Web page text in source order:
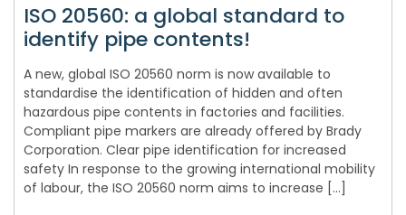
ISO 20560: a global standard to
identify pipe contents!
A new, global ISO 20560 norm is now available to
standardise the identification of hidden and often
hazardous pipe contents in factories and facilities.
Compliant pipe markers are already offered by Brady
Corporation. Clear pipe identification for increased
safety In response to the growing international mobility
of labour, the ISO 20560 norm aims to increase […]